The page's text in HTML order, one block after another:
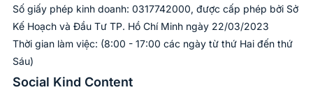
Số giấy phép kinh doanh: 0317742000, được cấp phép bởi Sở
Kế Hoạch và Đầu Tư TP. Hồ Chí Minh ngày 22/03/2023
Thời gian làm việc: (8:00 - 17:00 các ngày từ thứ Hai đến thứ
Sáu)
Social Kind Content